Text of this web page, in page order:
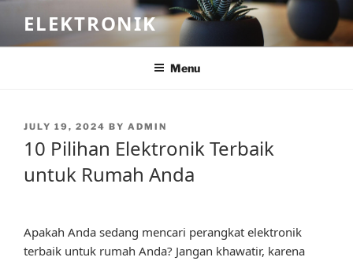
content
ELEKTRONIK
Menu
POSTED
JULY 19, 2024 BY ADMIN
10 Pilihan Elektronik Terbaik
untuk Rumah Anda
Apakah Anda sedang mencari perangkat elektronik
terbaik untuk rumah Anda? Jangan khawatir, karena